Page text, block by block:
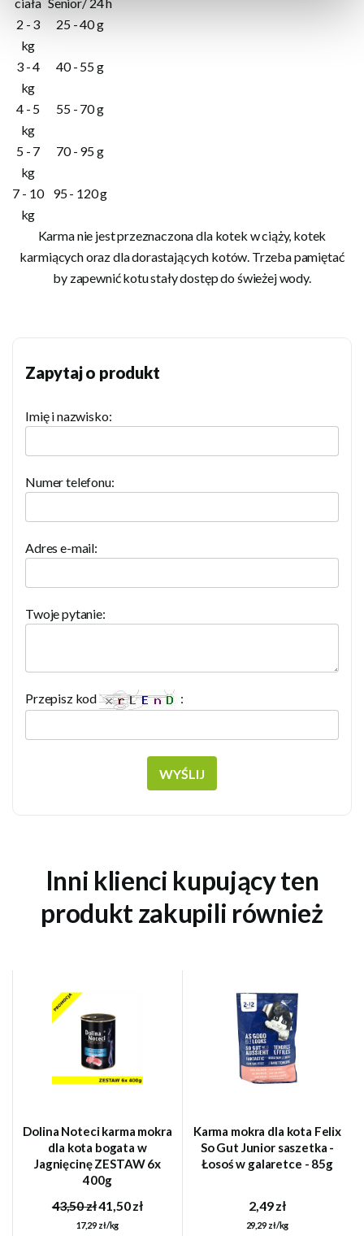
2 - 3
kg
25 - 40 g
3 - 4
kg
40 - 55 g
4 - 5
kg
55 - 70 g
5 - 7
kg
70 - 95 g
7 - 10
kg
95 - 120 g
Karma nie jest przeznaczona dla kotek w ciąży, kotek
karmiących oraz dla dorastających kotów. Trzeba pamiętać
by zapewnić kotu stały dostęp do świeżej wody.
Zapytaj o produkt
Imię i nazwisko:
Numer telefonu:
Adres e-mail:
Twoje pytanie:
Przepisz kod :
WYŚLIJ
Inni klienci kupujący ten
produkt zakupili również
Dolina Noteci karma mokra
dla kota bogata w
Jagnięcinę ZESTAW 6x
400g
43,50 zł41,50 zł
17,29 zł/kg
Karma mokra dla kota Felix
So Gut Junior saszetka -
Łosoś w galaretce - 85g
2,49 zł
29,29 zł/kg